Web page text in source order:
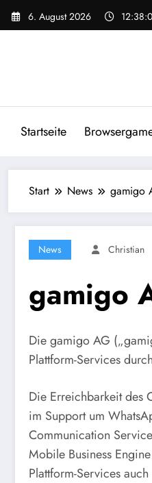
Zum
Inhalt
6. August 2026
Startseite
Start News gamigo
News Christian
gamigo
Die gamigo AG
Plattform-Services
Die Erreichbarkeit des
im Support um
Communication
Mobile Business
Plattform-Services